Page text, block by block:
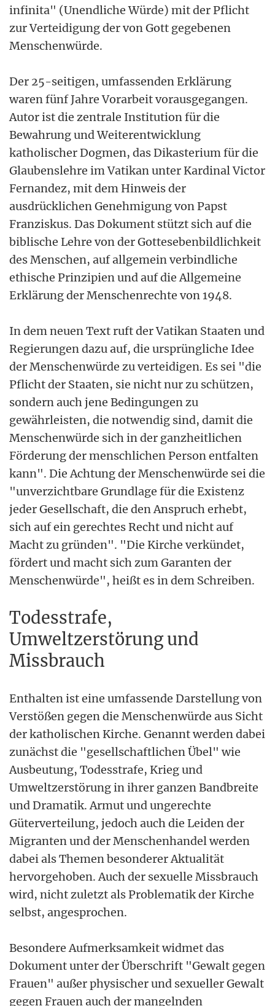
infinita" (Unendliche Würde) mit der Pflicht
zur Verteidigung der von Gott gegebenen
Menschenwürde.
Der 25-seitigen, umfassenden Erklärung
waren fünf Jahre Vorarbeit vorausgegangen.
Autor ist die zentrale Institution für die
Bewahrung und Weiterentwicklung
katholischer Dogmen, das Dikasterium für die
Glaubenslehre im Vatikan unter Kardinal Victor
Fernandez, mit dem Hinweis der
ausdrücklichen Genehmigung von Papst
Franziskus. Das Dokument stützt sich auf die
biblische Lehre von der Gottesebenbildlichkeit
des Menschen, auf allgemein verbindliche
ethische Prinzipien und auf die Allgemeine
Erklärung der Menschenrechte von 1948.
In dem neuen Text ruft der Vatikan Staaten und
Regierungen dazu auf, die ursprüngliche Idee
der Menschenwürde zu verteidigen. Es sei "die
Pflicht der Staaten, sie nicht nur zu schützen,
sondern auch jene Bedingungen zu
gewährleisten, die notwendig sind, damit die
Menschenwürde sich in der ganzheitlichen
Förderung der menschlichen Person entfalten
kann". Die Achtung der Menschenwürde sei die
"unverzichtbare Grundlage für die Existenz
jeder Gesellschaft, die den Anspruch erhebt,
sich auf ein gerechtes Recht und nicht auf
Macht zu gründen". "Die Kirche verkündet,
fördert und macht sich zum Garanten der
Menschenwürde", heißt es in dem Schreiben.
Todesstrafe,
Umweltzerstörung und
Missbrauch
Enthalten ist eine umfassende Darstellung von
Verstößen gegen die Menschenwürde aus Sicht
der katholischen Kirche. Genannt werden dabei
zunächst die "gesellschaftlichen Übel" wie
Ausbeutung, Todesstrafe, Krieg und
Umweltzerstörung in ihrer ganzen Bandbreite
und Dramatik. Armut und ungerechte
Güterverteilung, jedoch auch die Leiden der
Migranten und der Menschenhandel werden
dabei als Themen besonderer Aktualität
hervorgehoben. Auch der sexuelle Missbrauch
wird, nicht zuletzt als Problematik der Kirche
selbst, angesprochen.
Besondere Aufmerksamkeit widmet das
Dokument unter der Überschrift "Gewalt gegen
Frauen" außer physischer und sexueller Gewalt
gegen Frauen auch der mangelnden